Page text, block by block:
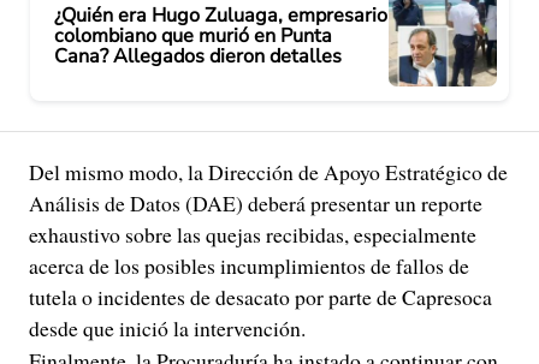
¿Quién era Hugo Zuluaga, empresario
colombiano que murió en Punta
Cana? Allegados dieron detalles
Del mismo modo, la Dirección de Apoyo Estratégico de
Análisis de Datos (DAE) deberá presentar un reporte
exhaustivo sobre las quejas recibidas, especialmente
acerca de los posibles incumplimientos de fallos de
tutela o incidentes de desacato por parte de Capresoca
desde que inició la intervención.